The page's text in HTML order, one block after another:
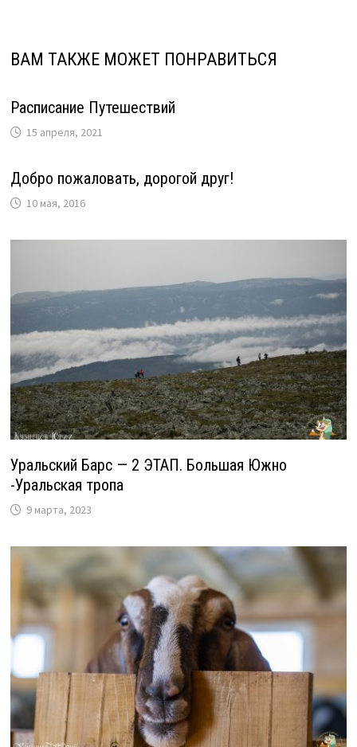
ВАМ ТАКЖЕ МОЖЕТ ПОНРАВИТЬСЯ
Расписание Путешествий
15 апреля, 2021
Добро пожаловать, дорогой друг!
10 мая, 2016
Уральский Барс — 2 ЭТАП. Большая Южно
-Уральская тропа
9 марта, 2023